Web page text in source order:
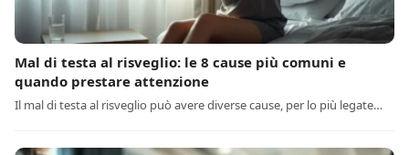
Mal di testa al risveglio: le 8 cause più comuni e
quando prestare attenzione
Il mal di testa al risveglio può avere diverse cause, per lo più legate…